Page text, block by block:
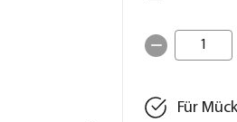
1
Für